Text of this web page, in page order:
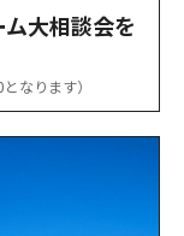
ム大相談会を
なります）